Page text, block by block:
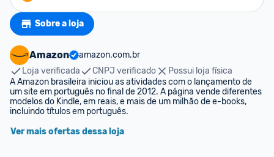
Sobre a loja
Amazon
amazon.com.br
Loja verificada
CNPJ verificado
Possui loja física
A Amazon brasileira iniciou as atividades com o lançamento de
um site em português no final de 2012. A página vende diferentes
modelos do Kindle, em reais, e mais de um milhão de e-books,
incluindo títulos em português.
Ver mais ofertas dessa loja